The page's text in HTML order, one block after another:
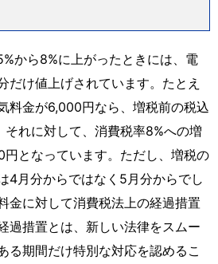
から8%に上がったときには、電
だけ値上げされています。たとえ
料金が6,000円なら、増税前の税込
れに対して、消費税率8%への増
となっています。ただし、増税の
4月分からではなく5月分からでし
金に対して消費税法上の経過措置
過措置とは、新しい法律をスムー
る期間だけ特別な対応を認めるこ